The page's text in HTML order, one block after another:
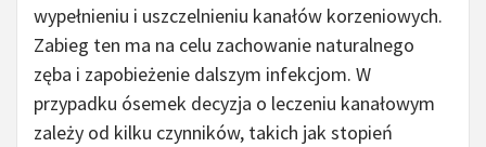
wypełnieniu i uszczelnieniu kanałów korzeniowych.
Zabieg ten ma na celu zachowanie naturalnego
zęba i zapobieżenie dalszym infekcjom. W
przypadku ósemek decyzja o leczeniu kanałowym
zależy od kilku czynników, takich jak stopień